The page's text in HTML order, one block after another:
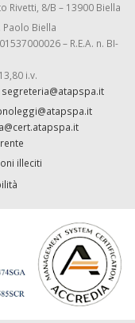
Rivetti, 8/B – 13900 Biella
Paolo Biella
– R.E.A. n. BI-
i.v.
segreteria@atapspa.it
illeciti